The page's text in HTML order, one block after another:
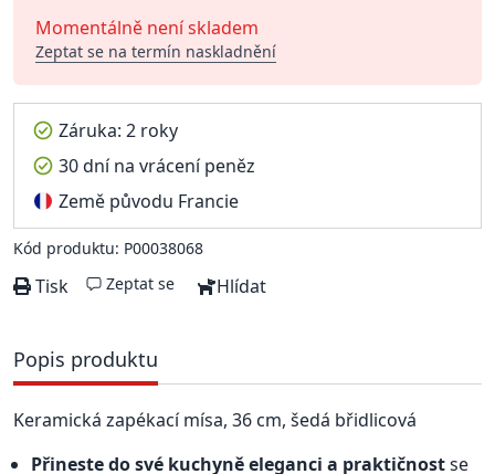
Momentálně není skladem
Zeptat se na termín naskladnění
Záruka: 2 roky
30 dní na vrácení peněz
Země původu Francie
Kód produktu: P00038068
Tisk Zeptat se Hlídat
Popis produktu
Keramická zapékací mísa, 36 cm, šedá břidlicová
Přineste do své kuchyně eleganci a praktičnostse